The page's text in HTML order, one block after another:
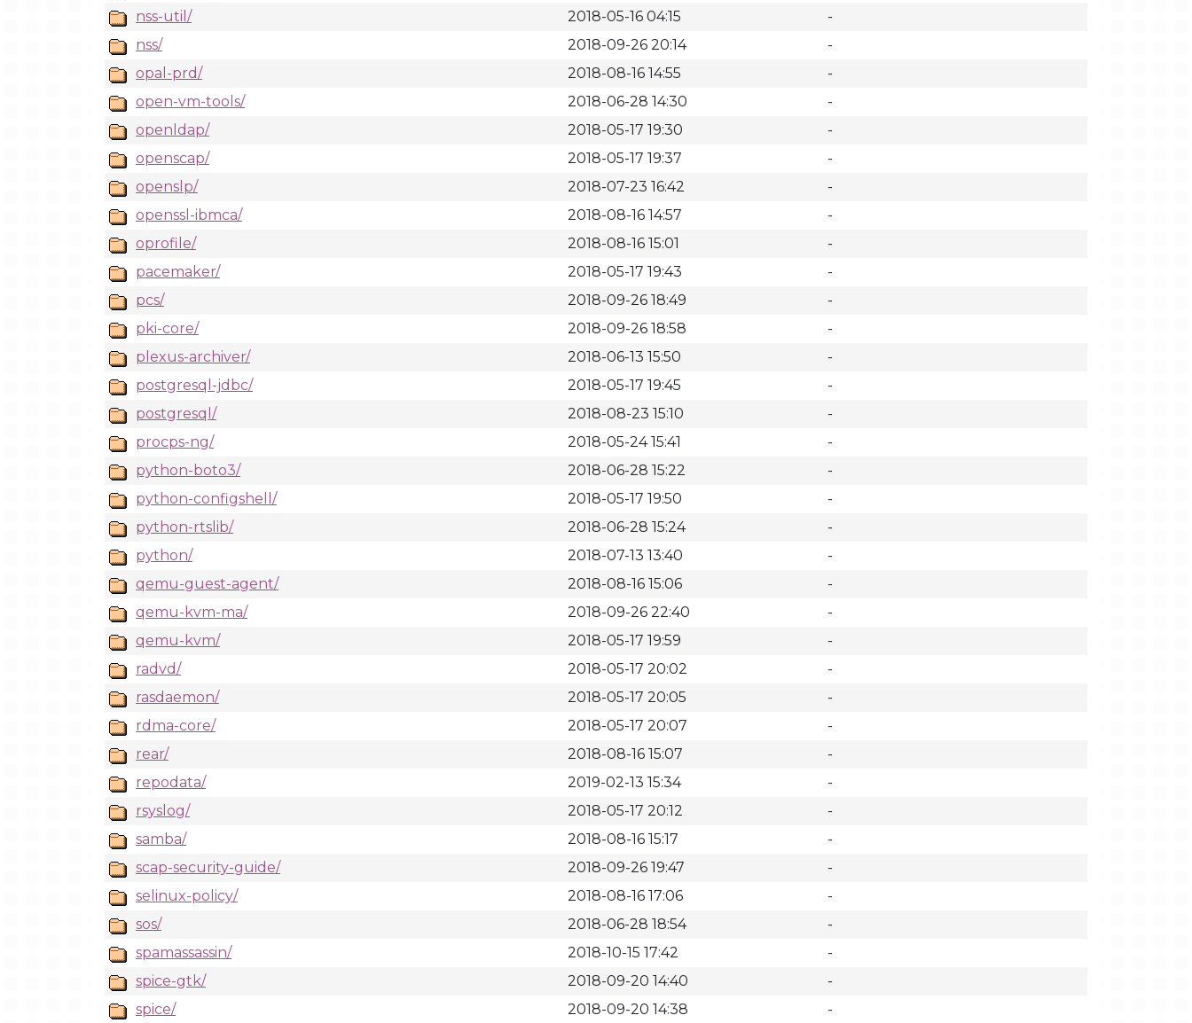
nss-util/
2018-05-16 04:15
-
nss/
2018-09-26 20:14
-
opal-prd/
2018-08-16 14:55
-
open-vm-tools/
2018-06-28 14:30
-
openldap/
2018-05-17 19:30
-
openscap/
2018-05-17 19:37
-
openslp/
2018-07-23 16:42
-
openssl-ibmca/
2018-08-16 14:57
-
oprofile/
2018-08-16 15:01
-
pacemaker/
2018-05-17 19:43
-
pcs/
2018-09-26 18:49
-
pki-core/
2018-09-26 18:58
-
plexus-archiver/
2018-06-13 15:50
-
postgresql-jdbc/
2018-05-17 19:45
-
postgresql/
2018-08-23 15:10
-
procps-ng/
2018-05-24 15:41
-
python-boto3/
2018-06-28 15:22
-
python-configshell/
2018-05-17 19:50
-
python-rtslib/
2018-06-28 15:24
-
python/
2018-07-13 13:40
-
qemu-guest-agent/
2018-08-16 15:06
-
qemu-kvm-ma/
2018-09-26 22:40
-
qemu-kvm/
2018-05-17 19:59
-
radvd/
2018-05-17 20:02
-
rasdaemon/
2018-05-17 20:05
-
rdma-core/
2018-05-17 20:07
-
rear/
2018-08-16 15:07
-
repodata/
2019-02-13 15:34
-
rsyslog/
2018-05-17 20:12
-
samba/
2018-08-16 15:17
-
scap-security-guide/
2018-09-26 19:47
-
selinux-policy/
2018-08-16 17:06
-
sos/
2018-06-28 18:54
-
spamassassin/
2018-10-15 17:42
-
spice-gtk/
2018-09-20 14:40
-
spice/
2018-09-20 14:38 -